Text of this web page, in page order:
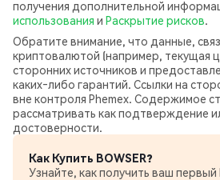
получения дополнительной
использования и Раскрытие рисков.
Обратите внимание, что данные,
криптовалютой (например, текущая
сторонних источников и
каких‑либо гарантий. Ссылки на
вне контроля Phemex. Содержимое
рассматривать как подтверждение
достоверности.
Как Купить BOWSER?
Узнайте, как получить ваш первый